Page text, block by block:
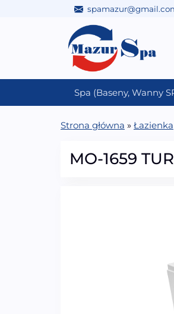
Main Navigation
Spa (Baseny, Wanny
Strona główna » Łazienka
MO-1659